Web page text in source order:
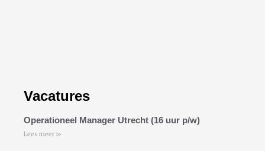
Vacatures
Operationeel Manager Utrecht (16 uur p/w)
Lees meer >>